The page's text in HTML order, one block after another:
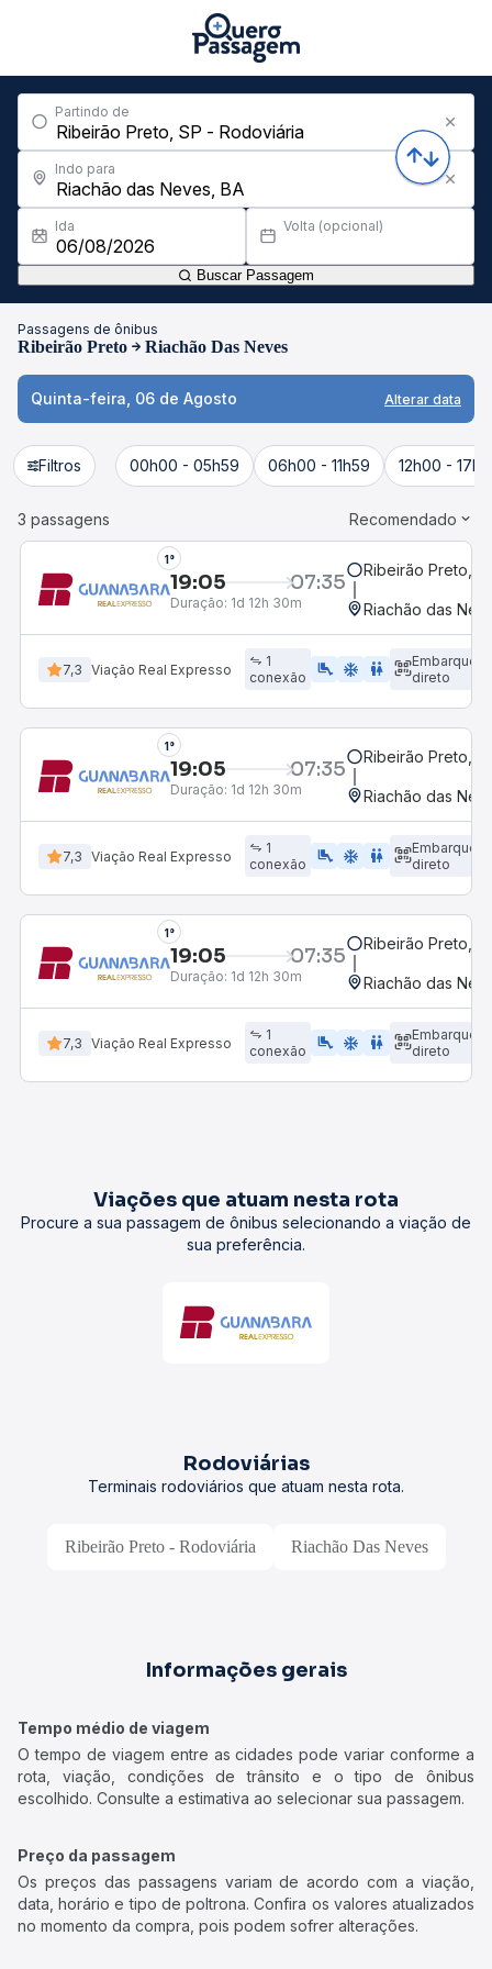
Partindo de
Indo para
Ida Volta (opcional)
Buscar Passagem
Passagens de ônibus
Ribeirão Preto Riachão Das Neves
Quinta-feira, 06 de Agosto Alterar data
Filtros 00h00 - 05h59 06h00 - 11h59 12h00 -
3 passagens Recomendado
1°
19:05 07:35
Duração: 1d 12h 30m
Ribeirão Preto,
Riachão das
7,3 Viação Real Expresso
1
conexão
airline_seat_legroom_extra ac_unit WC
Embarque
direto
1°
19:05 07:35
Duração: 1d 12h 30m
Ribeirão Preto,
Riachão das
7,3 Viação Real Expresso
1
conexão
airline_seat_legroom_extra ac_unit wc
Embarque
direto
1°
19:05 07:35
Duração: 1d 12h 30m
Ribeirão Preto,
Riachão das
7,3 Viação Real Expresso
1
conexão
airline_seat_legroom_extra ac_unit wc
Embarque
direto
Viações que atuam nesta rota
Procure a sua passagem de ônibus selecionando a viação de
sua preferência.
Rodoviárias
Terminais rodoviários que atuam nesta rota.
Ribeirão Preto - Rodoviária Riachão Das Neves
Informações gerais
Tempo médio de viagem
O tempo de viagem entre as cidades pode variar conforme a
rota, viação, condições de trânsito e o tipo de ônibus
escolhido. Consulte a estimativa ao selecionar sua passagem.
Preço da passagem
Os preços das passagens variam de acordo com a viação,
data, horário e tipo de poltrona. Confira os valores atualizados
no momento da compra, pois podem sofrer alterações.